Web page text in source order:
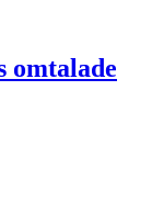
omtalade